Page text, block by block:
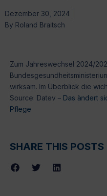
Dezember 30, 2024
By Roland Braitsch
Zum Jahreswechsel 2024/
wirksam. Im Überblick die
Source: Datev – Das ändert
Pflege
SHARE THIS POSTS